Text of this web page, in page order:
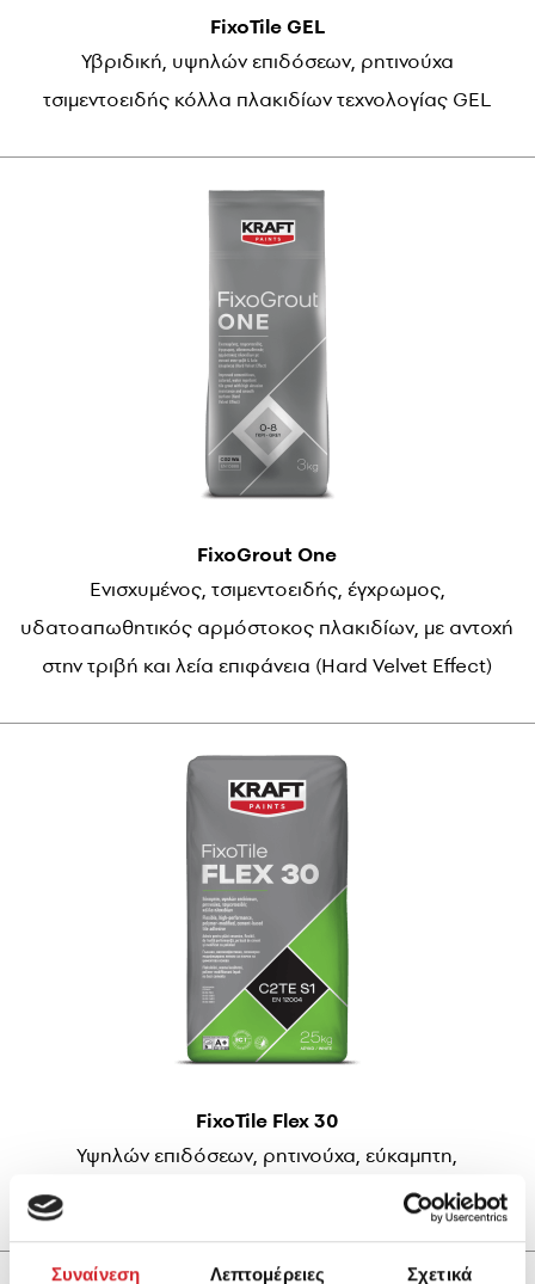
Συναίνεση Λεπτομέρειες Σχετικά
FixoTile GEL
Υβριδική, υψηλών επιδόσεων, ρητινούχα
τσιμεντοειδής κόλλα πλακιδίων τεχνολογίας GEL
FixoGrout One
Ενισχυμένος, τσιμεντοειδής, έγχρωμος,
υδατoαπωθητικός αρμόστοκος πλακιδίων, με αντοχή
στην τριβή και λεία επιφάνεια (Hard Velvet Effect)
FixoTile Flex 30
Υψηλών επιδόσεων, ρητινούχα, εύκαμπτη,
τσιμεντοειδής κόλλα πλακιδίων